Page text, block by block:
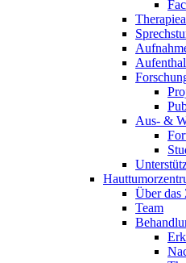
Aus- &
Über das
Team